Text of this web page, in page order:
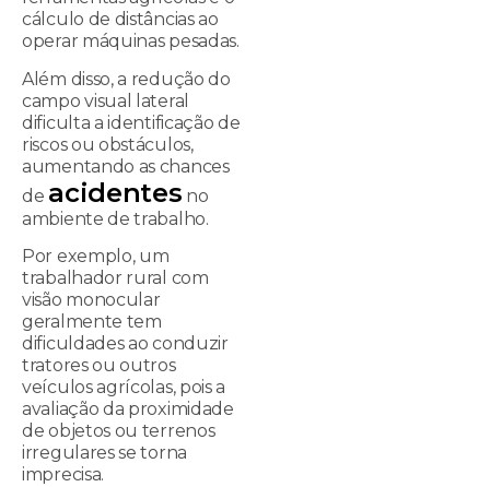
cálculo de distâncias ao
operar máquinas pesadas.
Além disso, a redução do
campo visual lateral
dificulta a identificação de
riscos ou obstáculos,
aumentando as chances
de acidentes no
ambiente de trabalho.
Por exemplo, um
trabalhador rural com
visão monocular
geralmente tem
dificuldades ao conduzir
tratores ou outros
veículos agrícolas, pois a
avaliação da proximidade
de objetos ou terrenos
irregulares se torna
imprecisa.